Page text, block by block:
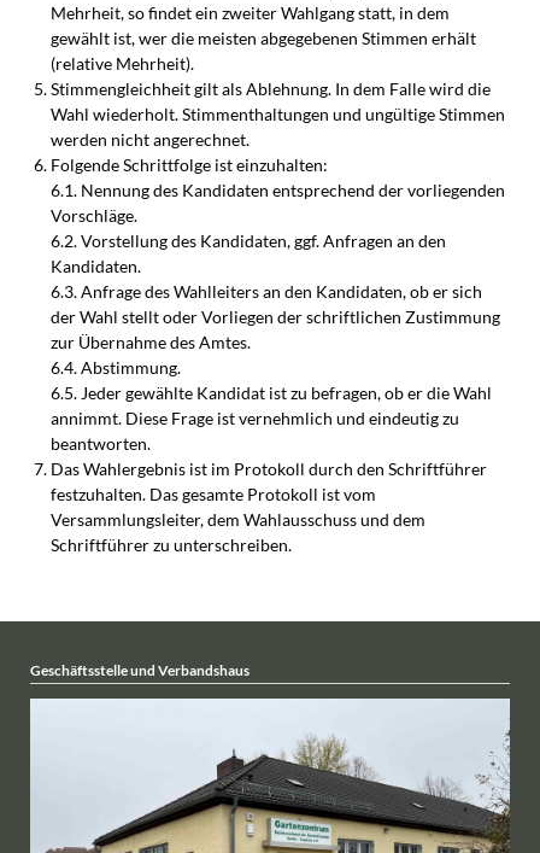
Mehrheit, so findet ein zweiter Wahlgang statt, in dem
gewählt ist, wer die meisten abgegebenen Stimmen erhält
(relative Mehrheit).
Stimmengleichheit gilt als Ablehnung. In dem Falle wird die
Wahl wiederholt. Stimmenthaltungen und ungültige Stimmen
werden nicht angerechnet.
Folgende Schrittfolge ist einzuhalten:
6.1. Nennung des Kandidaten entsprechend der vorliegenden
Vorschläge.
6.2. Vorstellung des Kandidaten, ggf. Anfragen an den
Kandidaten.
6.3. Anfrage des Wahlleiters an den Kandidaten, ob er sich
der Wahl stellt oder Vorliegen der schriftlichen Zustimmung
zur Übernahme des Amtes.
6.4. Abstimmung.
6.5. Jeder gewählte Kandidat ist zu befragen, ob er die Wahl
annimmt. Diese Frage ist vernehmlich und eindeutig zu
beantworten.
Das Wahlergebnis ist im Protokoll durch den Schriftführer
festzuhalten. Das gesamte Protokoll ist vom
Versammlungsleiter, dem Wahlausschuss und dem
Schriftführer zu unterschreiben.
Geschäftsstelle und Verbandshaus